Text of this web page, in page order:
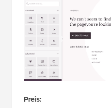
Preis: